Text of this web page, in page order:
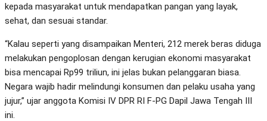
kepada masyarakat untuk mendapatkan pangan yang layak,
sehat, dan sesuai standar.
“Kalau seperti yang disampaikan Menteri, 212 merek beras diduga
melakukan pengoplosan dengan kerugian ekonomi masyarakat
bisa mencapai Rp99 triliun, ini jelas bukan pelanggaran biasa.
Negara wajib hadir melindungi konsumen dan pelaku usaha yang
jujur,” ujar anggota Komisi IV DPR RI F-PG Dapil Jawa Tengah III
ini.